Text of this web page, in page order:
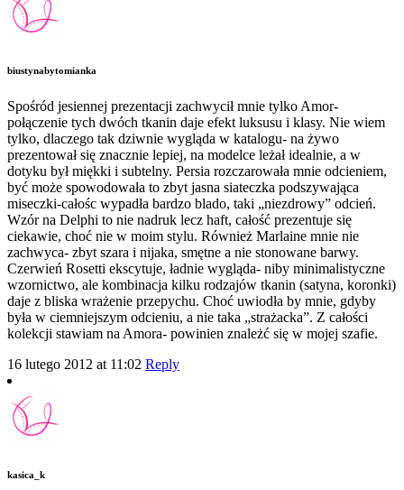
biustynabytomianka
Spośród jesiennej prezentacji zachwycił mnie tylko Amor-
połączenie tych dwóch tkanin daje efekt luksusu i klasy. Nie wiem
tylko, dlaczego tak dziwnie wygląda w katalogu- na żywo
prezentował się znacznie lepiej, na modelce leżał idealnie, a w
dotyku był miękki i subtelny. Persia rozczarowała mnie odcieniem,
być może spowodowała to zbyt jasna siateczka podszywająca
miseczki-całośc wypadła bardzo blado, taki „niezdrowy” odcień.
Wzór na Delphi to nie nadruk lecz haft, całość prezentuje się
ciekawie, choć nie w moim stylu. Również Marlaine mnie nie
zachwyca- zbyt szara i nijaka, smętne a nie stonowane barwy.
Czerwień Rosetti ekscytuje, ładnie wygląda- niby minimalistyczne
wzornictwo, ale kombinacja kilku rodzajów tkanin (satyna, koronki)
daje z bliska wrażenie przepychu. Choć uwiodła by mnie, gdyby
była w ciemniejszym odcieniu, a nie taka „strażacka”. Z całości
kolekcji stawiam na Amora- powinien znależć się w mojej szafie.
16 lutego 2012 at 11:02 Reply
kasica_k